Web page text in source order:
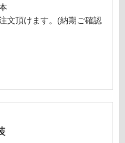
文頂けます。(納期ご確認